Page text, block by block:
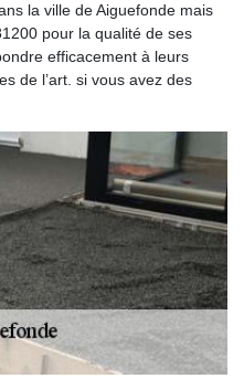
la ville de Aiguefonde mais
pour la qualité de ses
efficacement à leurs
de l’art. si vous avez des